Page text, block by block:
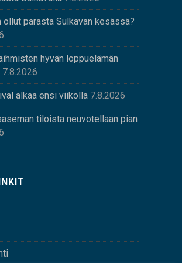
ollut parasta Sulkavan kesässä?
hyvän loppuelämän
7.8.2026
alkaa ensi viikolla 7.8.2026
tiloista neuvotellaan pian